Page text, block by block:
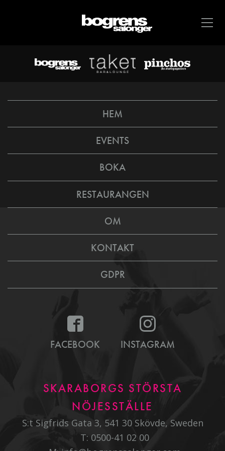
HEM
EVENTS
BOKA
RESTAURANGEN
OM
KONTAKT
GDPR
FACEBOOK INSTAGRAM
SKARABORGS STÖRSTA
NÖJESSTÄLLE
S:t Sigfrids Gata 3, 541 30 Skövde, Sweden
T: 0500-41 02 00